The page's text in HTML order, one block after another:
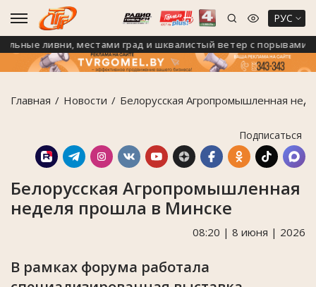
РУС
ливни, местами град и шквалистый ветер с порывами до
Главная Новости Белорусская Агропромышленная
Подписаться
Белорусская Агропромышленная
неделя прошла в Минске
08:20 | 8 июня | 2026
В рамках форума работала